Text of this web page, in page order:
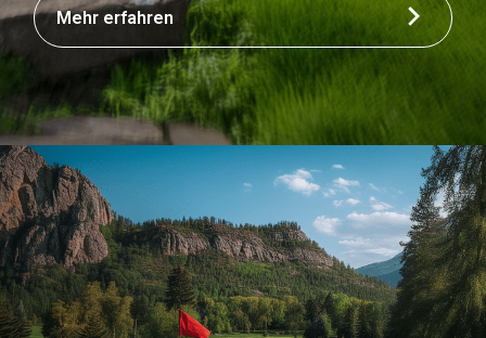
Mehr erfahren